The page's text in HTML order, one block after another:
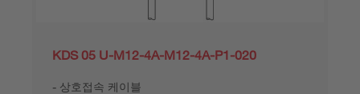
KDS 05 U-M12-4A-M12-4A-P1-020
상호접속 케이블